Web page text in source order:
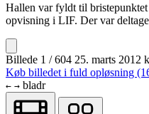
Hallen var fyldt til
opvisning i LIF. Der var
Billede 1 / 604 25. marts 2012
Køb billedet i fuld opløsning
← → bladr